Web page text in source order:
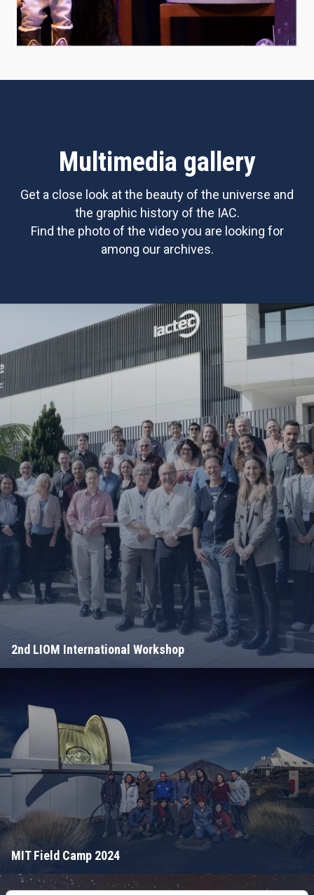
Multimedia gallery
Get a close look at the beauty of the universe and
the graphic history of the IAC.
Find the photo of the video you are looking for
among our archives.
2nd LIOM International Workshop
MIT Field Camp 2024